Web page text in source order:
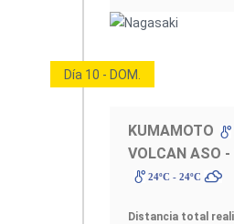
Día 10 - DOM.
KUMAMOTO
VOLCAN ASO -
24ºC - 24ºC
Distancia total